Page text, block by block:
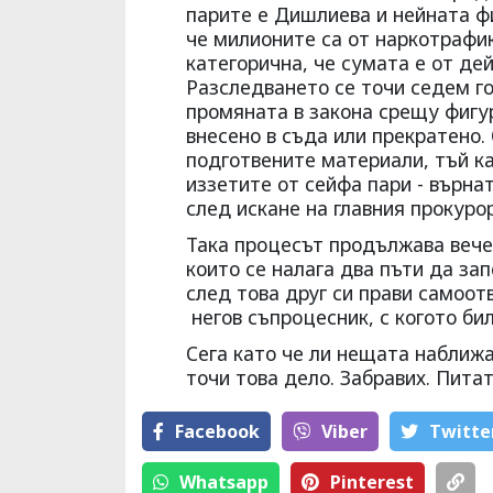
парите е Дишлиева и нейната
че милионите са от
категорична, че сумата е от
Разследването се точи седем
промяната в закона срещу
внесено в съда или
подготвените материали, тъй
иззетите от сейфа пари -
след искане на главния
Така процесът продължава
които се налага два пъти да
след това друг си прави
негов съпроцесник, с когото
Сега като че ли нещата
точи това дело. Забравих.
Facebook Viber
Whatsapp Pinterest